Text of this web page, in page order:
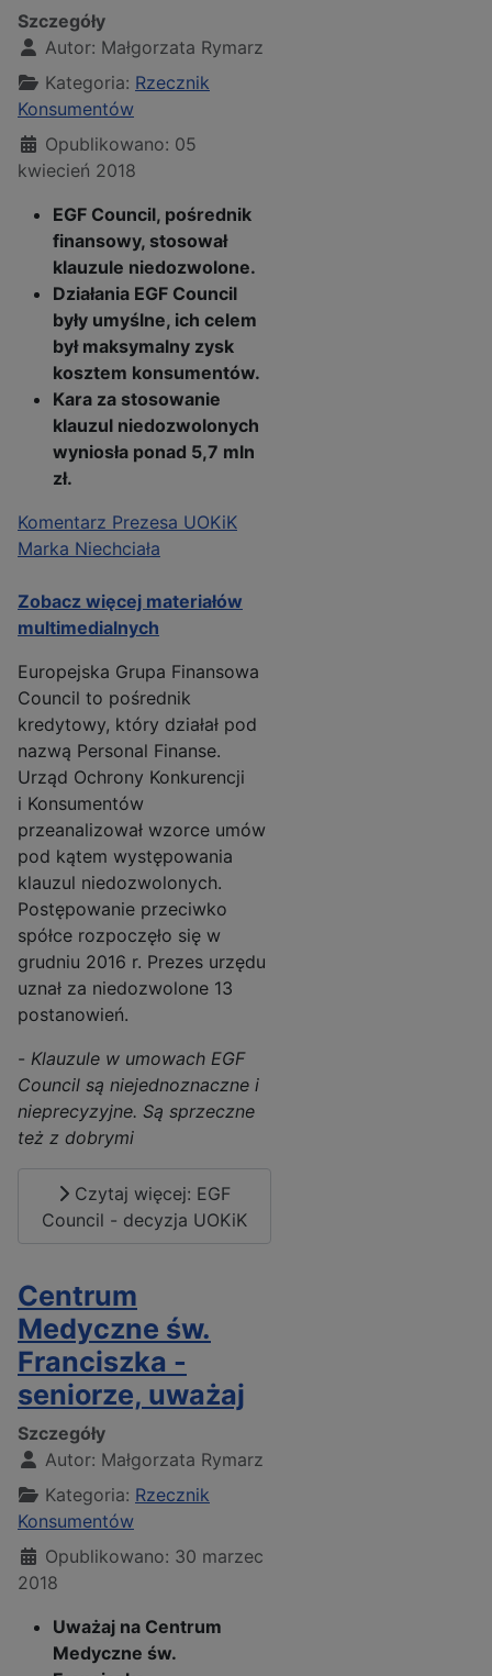
Szczegóły
Autor: Małgorzata Rymarz
Kategoria: Rzecznik
Konsumentów
Opublikowano: 05
kwiecień 2018
EGF Council, pośrednik
finansowy, stosował
klauzule niedozwolone.
Działania EGF Council
były umyślne, ich celem
był maksymalny zysk
kosztem konsumentów.
Kara za stosowanie
klauzul niedozwolonych
wyniosła ponad 5,7 mln
zł.
Komentarz Prezesa UOKiK
Marka Niechciała
Zobacz więcej materiałów
multimedialnych
Europejska Grupa Finansowa
Council to pośrednik
kredytowy, który działał pod
nazwą Personal Finanse.
Urząd Ochrony Konkurencji
i Konsumentów
przeanalizował wzorce umów
pod kątem występowania
klauzul niedozwolonych.
Postępowanie przeciwko
spółce rozpoczęło się w
grudniu 2016 r. Prezes urzędu
uznał za niedozwolone 13
postanowień.
- Klauzule w umowach EGF
Council są niejednoznaczne i
nieprecyzyjne. Są sprzeczne
też z dobrymi
Czytaj więcej: EGF
Council - decyzja UOKiK
Centrum
Medyczne św.
Franciszka -
seniorze, uważaj
Szczegóły
Autor: Małgorzata Rymarz
Kategoria: Rzecznik
Konsumentów
Opublikowano: 30 marzec
2018
Uważaj na Centrum
Medyczne św.